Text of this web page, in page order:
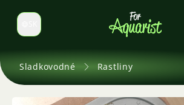
Prepnúť jazyk
Sladkovodné Rastliny